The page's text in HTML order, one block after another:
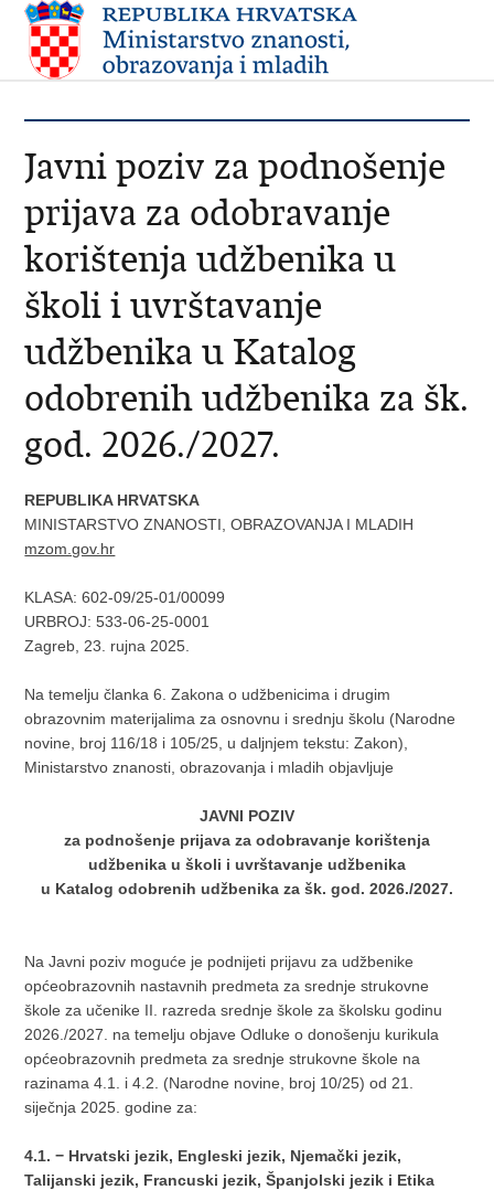
Javni poziv za podnošenje
prijava za odobravanje
korištenja udžbenika u
školi i uvrštavanje
udžbenika u Katalog
odobrenih udžbenika za šk.
god. 2026./2027.
REPUBLIKA HRVATSKA
MINISTARSTVO ZNANOSTI, OBRAZOVANJA I MLADIH
mzom.gov.hr
KLASA: 602-09/25-01/00099
URBROJ: 533-06-25-0001
Zagreb, 23. rujna 2025.
Na temelju članka 6. Zakona o udžbenicima i drugim
obrazovnim materijalima za osnovnu i srednju školu (Narodne
novine, broj 116/18 i 105/25, u daljnjem tekstu: Zakon),
Ministarstvo znanosti, obrazovanja i mladih objavljuje
JAVNI POZIV
za podnošenje prijava za odobravanje korištenja
udžbenika u školi i uvrštavanje udžbenika
u Katalog odobrenih udžbenika za šk. god. 2026./2027.
Na Javni poziv moguće je podnijeti prijavu za udžbenike
općeobrazovnih nastavnih predmeta za srednje strukovne
škole za učenike II. razreda srednje škole za školsku godinu
2026./2027. na temelju objave Odluke o donošenju kurikula
općeobrazovnih predmeta za srednje strukovne škole na
razinama 4.1. i 4.2. (Narodne novine, broj 10/25) od 21.
siječnja 2025. godine za:
4.1. − Hrvatski jezik, Engleski jezik, Njemački jezik,
Talijanski jezik, Francuski jezik, Španjolski jezik i Etika